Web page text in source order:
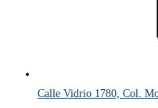
Calle Vidrio 1780, Col.